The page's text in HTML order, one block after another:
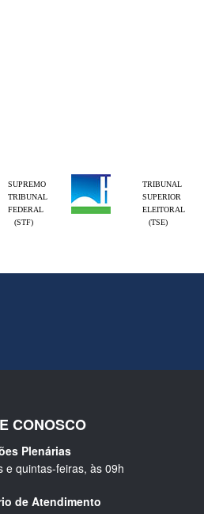
SUPREMO
TRIBUNAL
FEDERAL
(STF)
TRIBUNAL
SUPERIOR
ELEITORAL
(TSE)
CONOSCO
Plenárias
e quintas-feiras, às 09h
de Atendimento